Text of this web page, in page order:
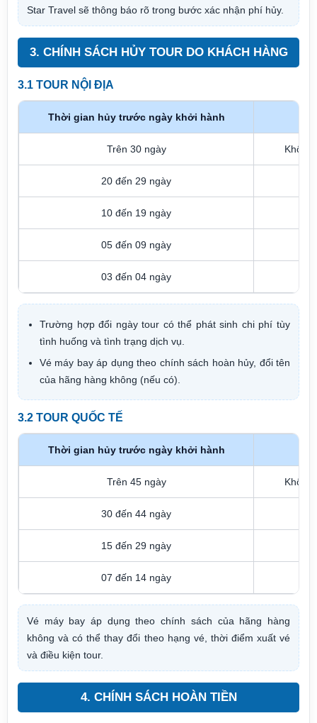
Star Travel sẽ thông báo rõ trong bước xác nhận phí hủy.
3. CHÍNH SÁCH HỦY TOUR DO KHÁCH HÀNG
3.1 TOUR NỘI ĐỊA
Thời gian hủy trước ngày khởi hành
Trên 30 ngày Không
20 đến 29 ngày
10 đến 19 ngày
05 đến 09 ngày
03 đến 04 ngày
Trường hợp đổi ngày tour có thể phát sinh chi phí tùy
tình huống và tình trạng dịch vụ.
Vé máy bay áp dụng theo chính sách hoàn hủy, đổi tên
của hãng hàng không (nếu có).
3.2 TOUR QUỐC TẾ
Thời gian hủy trước ngày khởi hành
Trên 45 ngày Không
30 đến 44 ngày
15 đến 29 ngày
07 đến 14 ngày
Vé máy bay áp dụng theo chính sách của hãng hàng
không và có thể thay đổi theo hạng vé, thời điểm xuất vé
và điều kiện tour.
4. CHÍNH SÁCH HOÀN TIỀN